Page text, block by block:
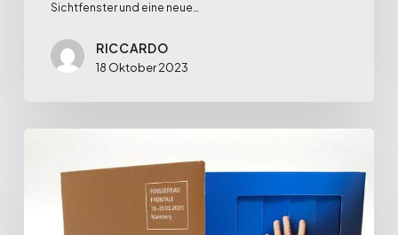
Sichtfenster und eine neue…
RICCARDO
18 Oktober 2023